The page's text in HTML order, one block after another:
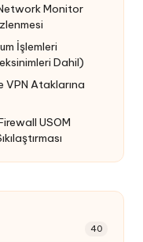
Monitor
İşlemleri
Dahil)
VPN Ataklarına
USOM
40